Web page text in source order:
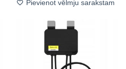
Pievienot vēlmju sarakstam